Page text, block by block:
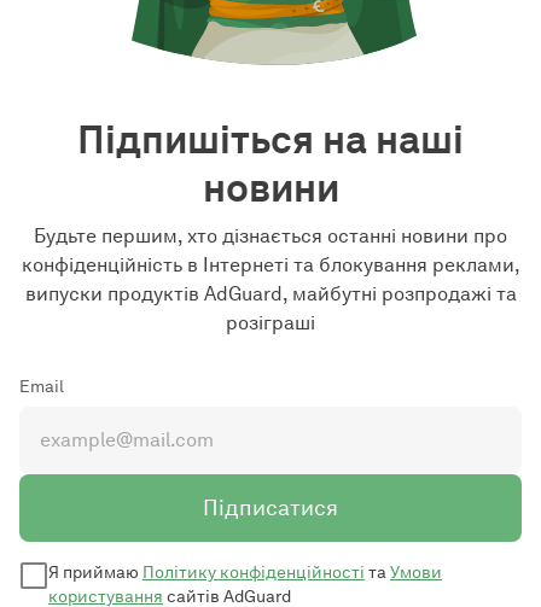
Підпишіться на наші
новини
Будьте першим, хто дізнається останні новини про
конфіденційність в Інтернеті та блокування реклами,
випуски продуктів AdGuard, майбутні розпродажі та
розіграші
Email
Підписатися
Я приймаю Політику конфіденційності таУмови
користування сайтів AdGuard